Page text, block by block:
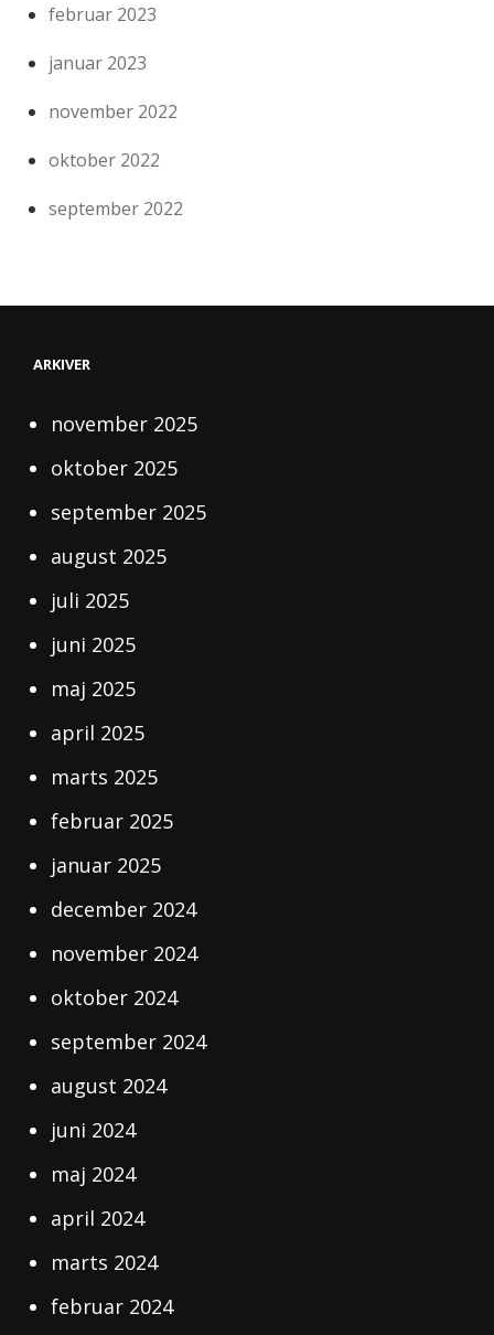
februar 2023
januar 2023
november 2022
oktober 2022
september 2022
ARKIVER
november 2025
oktober 2025
september 2025
august 2025
juli 2025
juni 2025
maj 2025
april 2025
marts 2025
februar 2025
januar 2025
december 2024
november 2024
oktober 2024
september 2024
august 2024
juni 2024
maj 2024
april 2024
marts 2024
februar 2024